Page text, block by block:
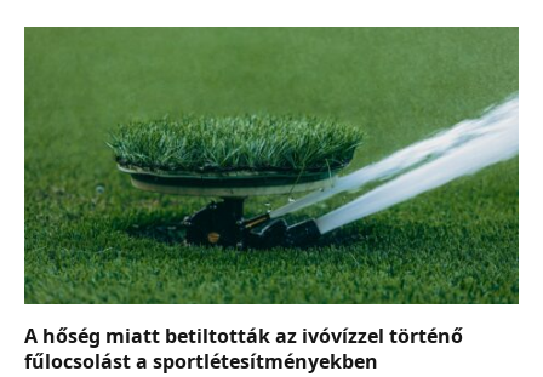
A hőség miatt betiltották az ivóvízzel történő
fűlocsolást a sportlétesítményekben